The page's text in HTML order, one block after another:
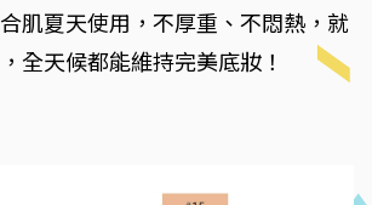
肌夏天使用，不厚重、不悶熱，就
全天候都能維持完美底妝！